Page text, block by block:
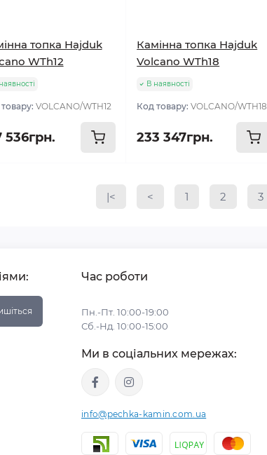
топка Hajduk
WTh12
VOLCANO/WTH12
536грн.
Камінна топка Hajduk
Volcano WTh18
В наявності
Код товару:VOLCANO/WTH18
233 347грн.
|< < 1 2 3
Час роботи
Пн.-Пт. 10:00-19:00
Сб.-Нд. 10:00-15:00
Ми в соціальних мережах:
info@pechka-kamin.com.ua